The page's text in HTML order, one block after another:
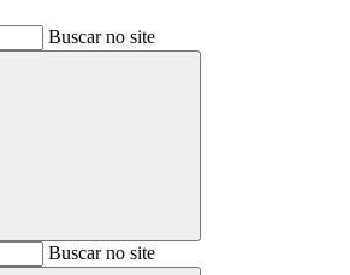
Buscar no site
BuscarBuscar no site